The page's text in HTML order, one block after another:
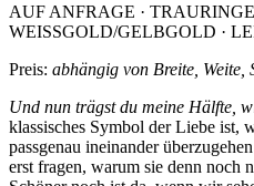
AUF ANFRAGE · TRAURINGE
WEISSGOLD/GELBGOLD ·
Preis: abhängig von Breite, Weite,
Und nun trägst du meine Hälfte,
klassisches Symbol der Liebe ist,
passgenau ineinander
erst fragen, warum sie denn noch